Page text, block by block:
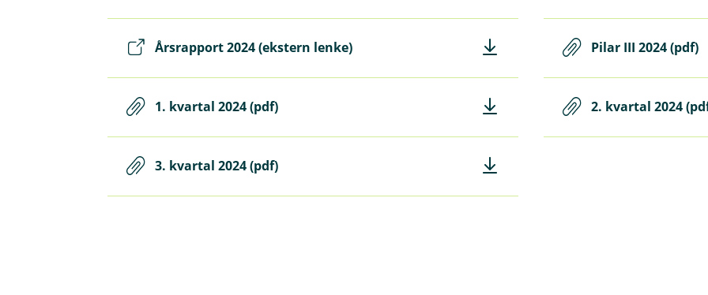
Årsrapport 2024 (ekstern lenke) Pilar III 2024 (pdf)
1. kvartal 2024 (pdf) 2. kvartal 2024
3. kvartal 2024 (pdf)